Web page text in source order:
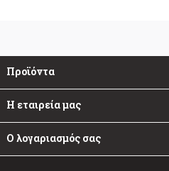
Προϊόντα
Η εταιρεία μας
Ο λογαριασμός σας